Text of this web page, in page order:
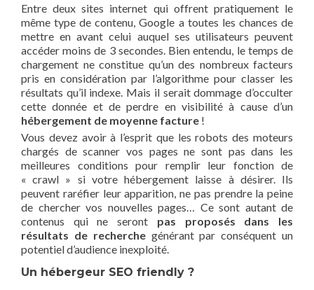
Entre deux sites internet qui offrent pratiquement le
même type de contenu, Google a toutes les chances de
mettre en avant celui auquel ses utilisateurs peuvent
accéder moins de 3 secondes. Bien entendu, le temps de
chargement ne constitue qu’un des nombreux facteurs
pris en considération par l’algorithme pour classer les
résultats qu’il indexe. Mais il serait dommage d’occulter
cette donnée et de perdre en visibilité à cause d’un
hébergement de moyenne facture !
Vous devez avoir à l’esprit que les robots des moteurs
chargés de scanner vos pages ne sont pas dans les
meilleures conditions pour remplir leur fonction de
« crawl » si votre hébergement laisse à désirer. Ils
peuvent raréfier leur apparition, ne pas prendre la peine
de chercher vos nouvelles pages… Ce sont autant de
contenus qui ne seront pas proposés dans les
résultats de recherchegénérant par conséquent un
potentiel d’audience inexploité.
Un hébergeur SEO friendly ?